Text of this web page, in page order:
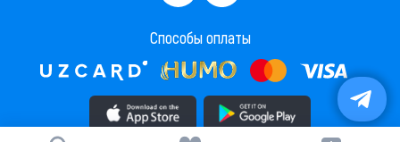
Способы оплаты
Скачать приложение в AppStore Скачать приложение в PlayMarket